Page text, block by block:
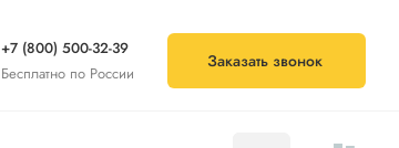
+7 (800) 500-32-39
Бесплатно по России
Заказать звонок